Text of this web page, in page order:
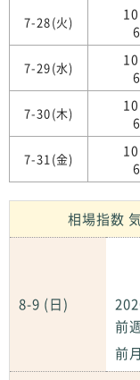
7-28(火)
7-29(水)
7-30(木)
7-31(金)
相場指数
8-9 (日)
前
前